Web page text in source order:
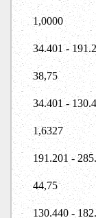
1,0000
34.401 -
38,75
34.401 -
1,6327
191.201 -
44,75
130.440 -